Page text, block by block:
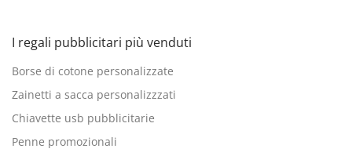
I regali pubblicitari più venduti
Borse di cotone personalizzate
Zainetti a sacca personalizzzati
Chiavette usb pubblicitarie
Penne promozionali